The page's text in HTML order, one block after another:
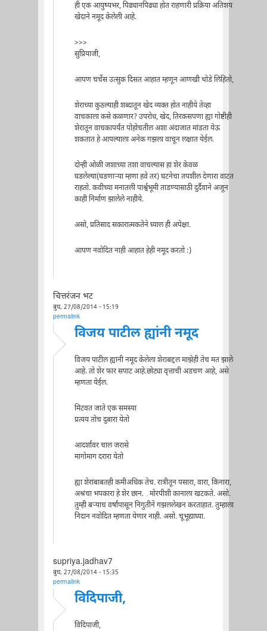
ही एक आयुष्यभर, पिढ्यानपिढ्या होत राहणारी प्रक्रिया अतिशय
खेदाने नमूद केलेली आहे.
>>>
सुप्रियाजी,
आपण चर्चेस उत्सुक दिसत आहात म्हणून आणखी थोडे लिहितो,
शेराच्या कुठल्याही शब्दातून खेद व्यक्त होत नाहीये तेव्हा
वाचकाला कसे कळणार? उपरोध, खेद, तिरकसपणा ह्या गोष्टीही
शेरातून वाचकापर्यंत पोहोचतील अशा अंदाजात मांडता येऊ
शकतात हे आपल्याला अनेक गझला वाचून लक्षात येईल.
दोन्ही ओळी जशाच्या तशा वाचल्यास हा शेर केवळ
घडलेल्या(घडणार्‍या म्हणा हवे तर) घटनेचा तपशील देणारा वाटत
राहतो. कवीच्या मनातली पार्श्वभूमी ताडण्यासाठी दुर्दैवाने अजून
काही निर्माण झालेले नाहीये.
असो, प्रतिसाद सकारात्मकतेने घ्याल ही अपेक्षा.
आपण नवोदित नाही आहात हेही नमूद करतो :)
चित्तरंजन भट
बुध, 27/08/2014 - 15:19
permalink
विजय पाटील ह्यांनी नमूद
विजय पाटील ह्यांनी नमूद केलेला शेराबद्दल माझेही तेच मत झाले
आहे. तो शेर फार सपाट आहे.छोट्या वृत्ताची अडचण आहे, असे
म्हणता येईल.
मिटवत जाते एक समस्या
प्रत्यय तोच दुबारा येतो
आदर्शांवर चाल जरासे
मागोमाग दरारा येतो
ह्या शेरांबाबतही कमीअधिक तेच. रात्रीतून पसारा, वारा, किनारा,
अश्रंचा भपकारा हे शेर छान. ۔मोरपीशी कानाला खटकते. असो.
तुम्ही बऱ्याच वर्षांपासून निगुतीने गझललेखन करताहात. तुम्हाला
निदान नवोदित म्हणता येणार नाही. असो. चूभूद्याघ्या.
supriya.jadhav7
बुध, 27/08/2014 - 15:35
permalink
विदिपाजी,
विदिपाजी,